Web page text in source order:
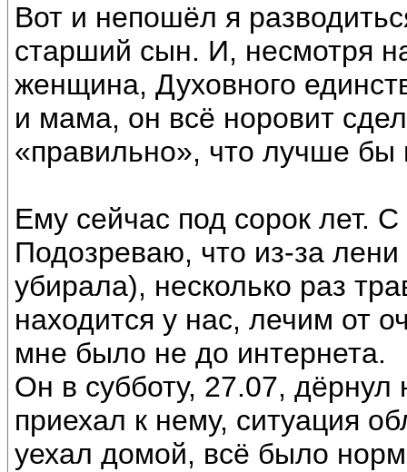
Вот и непошёл я
старший сын. И, несмотря
женщина, Духовного
и мама, он всё норовит
«правильно», что лучше бы
Ему сейчас под сорок лет.
Подозреваю, что из-за
убирала), несколько раз
находится у нас, лечим от
мне было не до интернета.
Он в субботу, 27.07,
приехал к нему, ситуация
уехал домой, всё было